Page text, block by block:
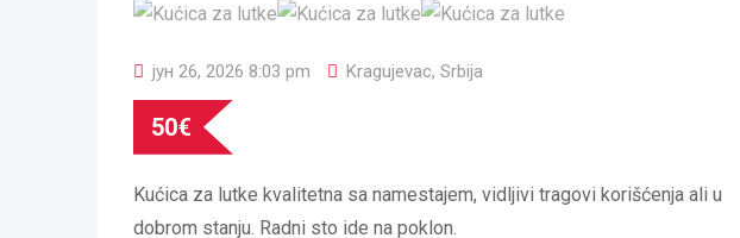
јун 26, 2026 8:03 pm Kragujevac, Srbija
50€
Kućica za lutke kvalitetna sa namestajem, vidljivi tragovi korišćenja ali u
dobrom stanju. Radni sto ide na poklon.